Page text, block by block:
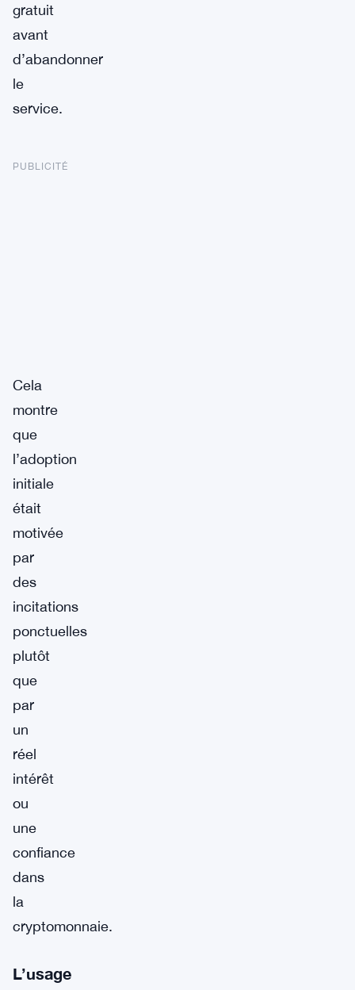
gratuit
avant
d’abandonner
le
service.
PUBLICITÉ
Cela
montre
que
l’adoption
initiale
était
motivée
par
des
incitations
ponctuelles
plutôt
que
par
un
réel
intérêt
ou
une
confiance
dans
la
cryptomonnaie.
L’usage